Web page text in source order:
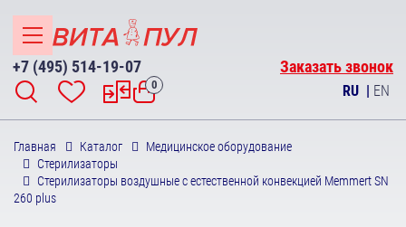
+7 (495) 514-19-07 Заказать звонок
0 RU | EN
Главная Каталог
Медицинское оборудование
Стерилизаторы
Стерилизаторы воздушные с естественной конвекцией Memmert SN
260 plus